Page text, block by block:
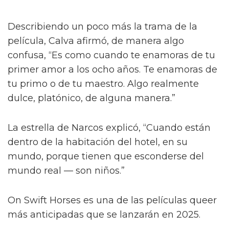
Describiendo un poco más la trama de la
película, Calva afirmó, de manera algo
confusa, “Es como cuando te enamoras de tu
primer amor a los ocho años. Te enamoras de
tu primo o de tu maestro. Algo realmente
dulce, platónico, de alguna manera.”
La estrella de Narcos explicó, “Cuando están
dentro de la habitación del hotel, en su
mundo, porque tienen que esconderse del
mundo real — son niños.”
On Swift Horses es una de las películas queer
más anticipadas que se lanzarán en 2025.